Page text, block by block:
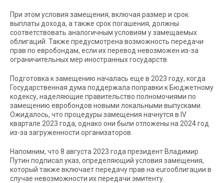
При этом условия замещения, включая размер и срок
выплаты дохода, а также срок погашения, должны
соответствовать аналогичным условиям у замещаемых
облигаций. Также предусмотрена возможность передачи
прав по евробондам, если их перевод невозможен из-за
ограничительных мер иностранных государств.
Подготовка к замещению началась еще в 2023 году, когда
Государственная дума поддержала поправки к Бюджетному
кодексу, наделяющие правительство полномочиями по
замещению евробондов новыми локальными выпусками.
Ожидалось, что процедуры замещения начнутся в IV
квартале 2023 года, однако они были отложены на 2024 год
из-за загруженности организаторов.
Напомним, что 8 августа 2023 года президент Владимир
Путин подписал указ, определяющий условия замещения,
который также включает передачу прав на euroоблигации в
случае невозможности их передачи эмитенту.